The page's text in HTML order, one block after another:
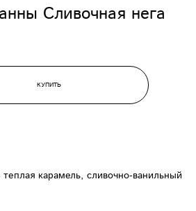
Сливочная нега
КУПИТЬ
карамель, сливочно-ванильный